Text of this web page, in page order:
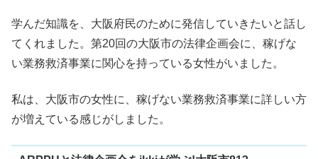
学んだ知識を、大阪府民のために発信していきたいと話し
てくれました。第20回の大阪市の法律企画会に、稼げな
い業務救済事業に関心を持っている女性がいました。
私は、大阪市の女性に、稼げない業務救済事業に詳しい方
が増えている感じがしました。